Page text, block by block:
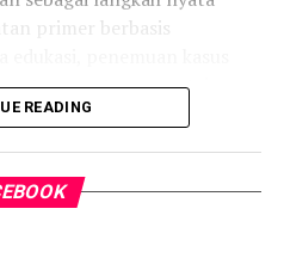
agar makin
berkelanjutan.
primer berbasis
pemutusan rantai
yang masih menjadi salah
secara langsung
READING